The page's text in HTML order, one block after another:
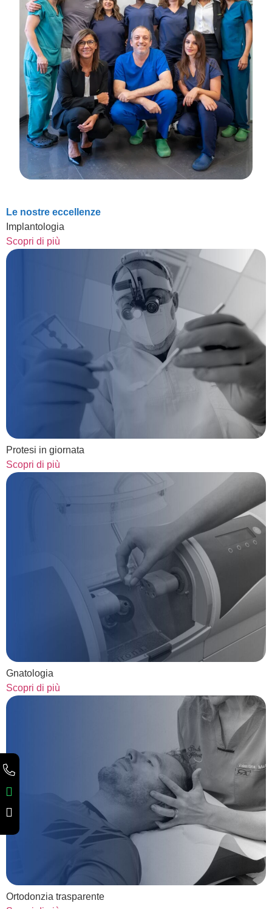
Le nostre eccellenze
Implantologia
Scopri di più
Protesi in giornata
Scopri di più
Gnatologia
Scopri di più
Ortodonzia trasparente